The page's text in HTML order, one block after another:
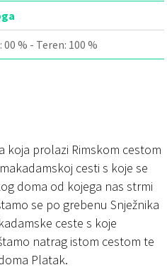
% - Teren: 100 %
koja prolazi Rimskom cestom
cesti s koje se
doma od kojega nas strmi
se po grebenu Snježnika
ceste s koje
natrag istom cestom te
Platak.